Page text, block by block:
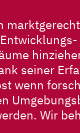
seiner
wenn
Wir